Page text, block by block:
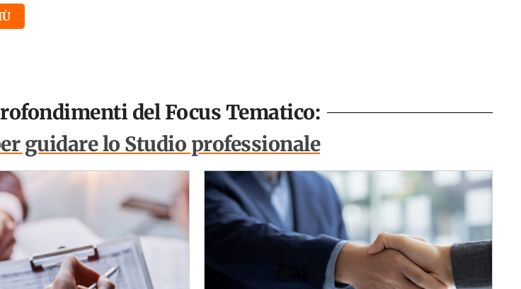
del Focus Tematico:
guidare lo Studio professionale